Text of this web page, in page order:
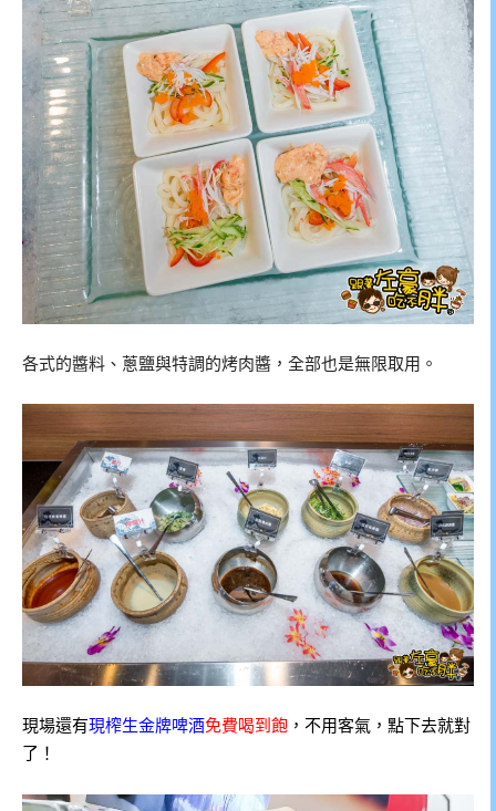
各式的醬料、蔥鹽與特調的烤肉醬，全部也是無限取用。
現場還有現榨生金牌啤酒免費喝到飽 ，不用客氣，點下去就對
了！